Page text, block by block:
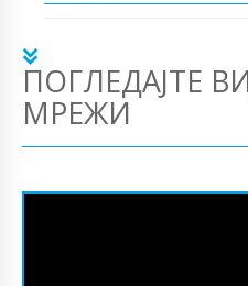
ПОГЛЕДАЈТЕ
МРЕЖИ